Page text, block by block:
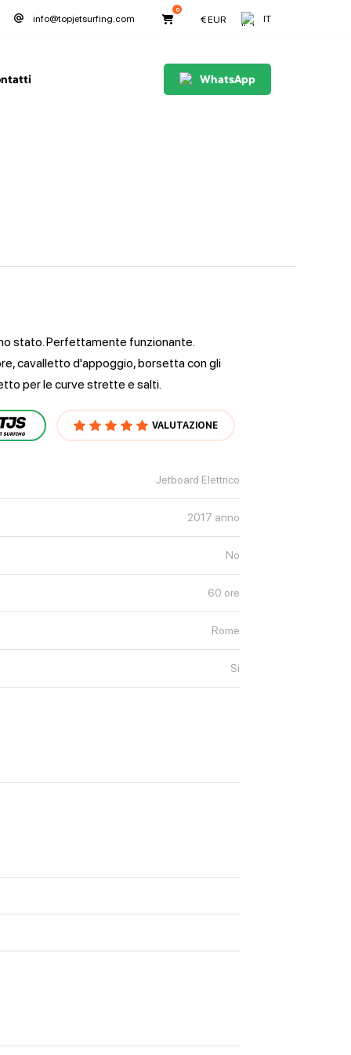
info@topjetsurfing.com
0
€EUR IT
WhatsApp
stato. Perfettamente funzionante.
cavalletto d'appoggio, borsetta con gli
per le curve strette e salti.
VALUTAZIONE
Jetboard Elettrico
2017 anno
No
60 ore
Rome
Si